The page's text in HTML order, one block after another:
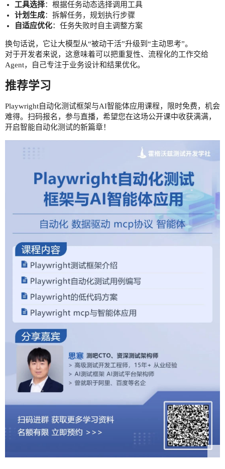
工具选择：根据任务动态选择调用工具
计划生成：拆解任务，规划执行步骤
自适应优化：任务失败时自主调整方案
换句话说，它让大模型从“被动干活”升级到“主动思考”。
对于开发者来说，这意味着可以把重复性、流程化的工作交给
Agent，自己专注于业务设计和结果优化。
推荐学习
Playwright自动化测试框架与AI智能体应用课程，限时免费，机会
难得。扫码报名，参与直播，希望您在这场公开课中收获满满，
开启智能自动化测试的新篇章！